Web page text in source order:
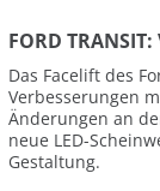
FORD
Das Facelift des
Verbesserungen
Änderungen an
neue LED-
Gestaltung.